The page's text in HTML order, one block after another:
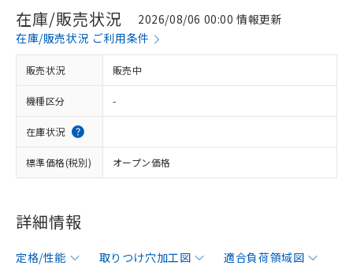
在庫/販売状況
2026/08/06 00:00 情報更新
在庫/販売状況 ご利用条件
販売状況 販売中
機種区分 -
在庫状況
標準価格(税別) オープン価格
詳細情報
定格/性能 取りつけ穴加工図
適合負荷領域図